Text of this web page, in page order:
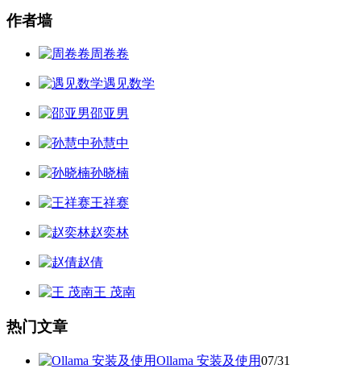
作者墙
周卷卷
遇见数学
邵亚男
孙慧中
孙晓楠
王祥赛
赵奕林
赵倩
王 茂南
热门文章
Ollama 安装及使用07/31